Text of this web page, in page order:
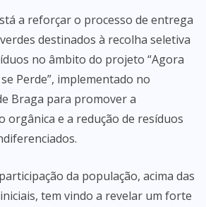
a reforçar o processo de entrega
destinados à recolha seletiva
no âmbito do projeto “Agora
Perde”, implementado no
Braga para promover a
orgânica e a redução de resíduos
da população, acima das
tem vindo a revelar um forte